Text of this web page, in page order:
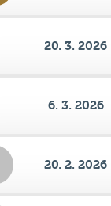
6. 3. 2026
20. 2. 2026
19. 12. 2025